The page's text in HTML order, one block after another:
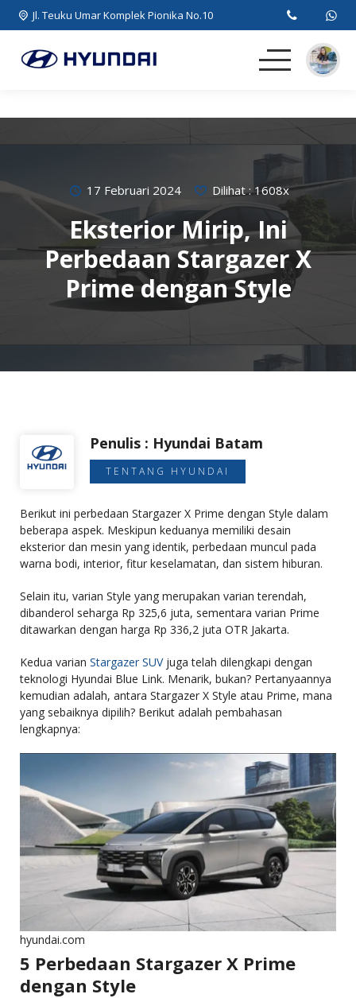
Jl. Teuku Umar Komplek Pionika No.10
SUV
Artikel
Kontak
17 Februari 2024 Dilihat : 1608x
Eksterior Mirip, Ini
Perbedaan Stargazer X
Prime dengan Style
Penulis : Hyundai Batam
TENTANG HYUNDAI
Berikut ini perbedaan Stargazer X Prime dengan Style dalam
beberapa aspek. Meskipun keduanya memiliki desain
eksterior dan mesin yang identik, perbedaan muncul pada
warna bodi, interior, fitur keselamatan, dan sistem hiburan.
Selain itu, varian Style yang merupakan varian terendah,
dibanderol seharga Rp 325,6 juta, sementara varian Prime
ditawarkan dengan harga Rp 336,2 juta OTR Jakarta.
Kedua varian Stargazer SUVjuga telah dilengkapi dengan
teknologi Hyundai Blue Link. Menarik, bukan? Pertanyaannya
kemudian adalah, antara Stargazer X Style atau Prime, mana
yang sebaiknya dipilih? Berikut adalah pembahasan
lengkapnya:
hyundai.com
5 Perbedaan Stargazer X Prime
dengan Style